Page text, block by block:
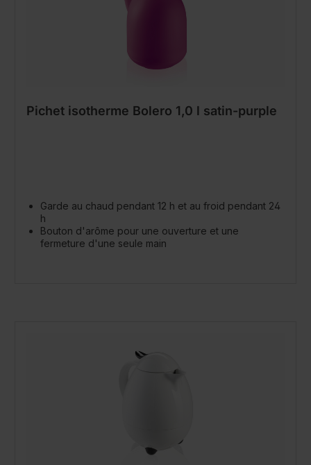
Pichet isotherme Bolero 1,0 l satin-purple
Garde au chaud pendant 12 h et au froid pendant 24
h
Bouton d'arôme pour une ouverture et une
fermeture d'une seule main